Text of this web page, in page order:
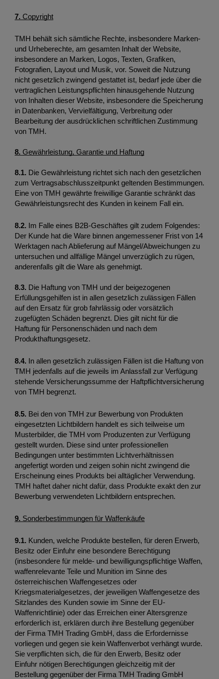
7. Copyright
TMH behält sich sämtliche Rechte, insbesondere Marken-
und Urheberechte, am gesamten Inhalt der Website,
insbesondere an Marken, Logos, Texten, Grafiken,
Fotografien, Layout und Musik, vor. Soweit die Nutzung
nicht gesetzlich zwingend gestattet ist, bedarf jede über die
vertraglichen Leistungspflichten hinausgehende Nutzung
von Inhalten dieser Website, insbesondere die Speicherung
in Datenbanken, Vervielfältigung, Verbreitung oder
Bearbeitung der ausdrücklichen schriftlichen Zustimmung
von TMH.
8. Gewährleistung, Garantie und Haftung
8.1. Die Gewährleistung richtet sich nach den gesetzlichen
zum Vertragsabschlusszeitpunkt geltenden Bestimmungen.
Eine von TMH gewährte freiwillige Garantie schränkt das
Gewährleistungsrecht des Kunden in keinem Fall ein.
8.2. Im Falle eines B2B-Geschäftes gilt zudem Folgendes:
Der Kunde hat die Ware binnen angemessener Frist von 14
Werktagen nach Ablieferung auf Mängel/Abweichungen zu
untersuchen und allfällige Mängel unverzüglich zu rügen,
anderenfalls gilt die Ware als genehmigt.
8.3. Die Haftung von TMH und der beigezogenen
Erfüllungsgehilfen ist in allen gesetzlich zulässigen Fällen
auf den Ersatz für grob fahrlässig oder vorsätzlich
zugefügten Schäden begrenzt. Dies gilt nicht für die
Haftung für Personenschäden und nach dem
Produkthaftungsgesetz.
8.4. In allen gesetzlich zulässigen Fällen ist die Haftung von
TMH jedenfalls auf die jeweils im Anlassfall zur Verfügung
stehende Versicherungssumme der Haftpflichtversicherung
von TMH begrenzt.
8.5. Bei den von TMH zur Bewerbung von Produkten
eingesetzten Lichtbildern handelt es sich teilweise um
Musterbilder, die TMH vom Produzenten zur Verfügung
gestellt wurden. Diese sind unter professionellen
Bedingungen unter bestimmten Lichtverhältnissen
angefertigt worden und zeigen sohin nicht zwingend die
Erscheinung eines Produkts bei alltäglicher Verwendung.
TMH haftet daher nicht dafür, dass Produkte exakt den zur
Bewerbung verwendeten Lichtbildern entsprechen.
9. Sonderbestimmungen für Waffenkäufe
9.1. Kunden, welche Produkte bestellen, für deren Erwerb,
Besitz oder Einfuhr eine besondere Berechtigung
(insbesondere für melde- und bewilligungspflichtige Waffen,
waffenrelevante Teile und Munition im Sinne des
österreichischen Waffengesetzes oder
Kriegsmaterialgesetzes, der jeweiligen Waffengesetze des
Sitzlandes des Kunden sowie im Sinne der EU-
Waffenrichtlinie) oder das Erreichen einer Altersgrenze
erforderlich ist, erklären durch ihre Bestellung gegenüber
der Firma TMH Trading GmbH, dass die Erfordernisse
vorliegen und gegen sie kein Waffenverbot verhängt wurde.
Sie verpflichten sich, die für den Erwerb, Besitz oder
Einfuhr nötigen Berechtigungen gleichzeitig mit der
Bestellung gegenüber der Firma TMH Trading GmbH